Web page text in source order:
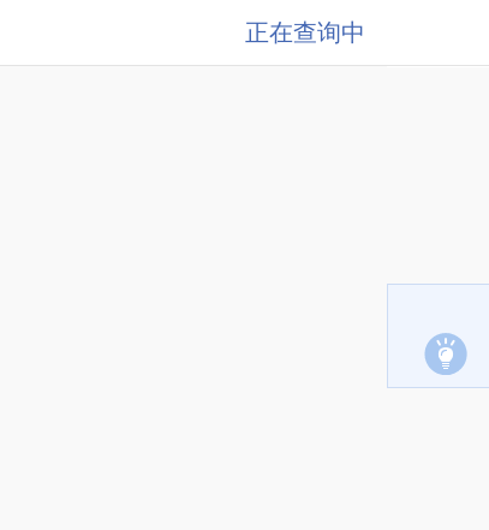
正在查询中